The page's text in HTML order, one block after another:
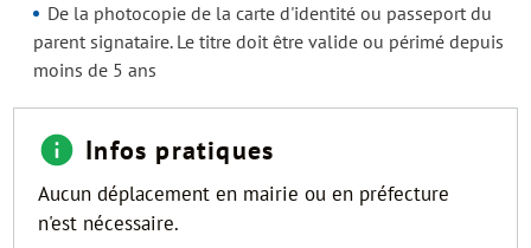
De la photocopie de la carte d'identité ou passeport du
parent signataire. Le titre doit être valide ou périmé depuis
moins de 5 ans
Infos pratiques
Aucun déplacement en mairie ou en préfecture
n'est nécessaire.